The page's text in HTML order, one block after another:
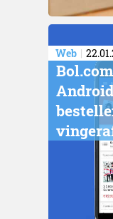
Web